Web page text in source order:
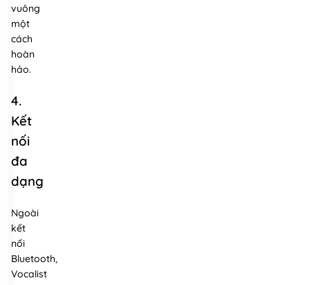
vuông
một
cách
hoàn
hảo.
4.
Kết
nối
đa
dạng
Ngoài
kết
nối
Bluetooth,
Vocalist